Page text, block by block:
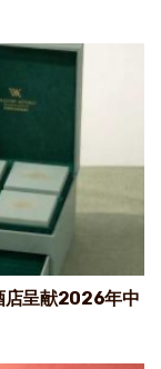
店呈献2026年中